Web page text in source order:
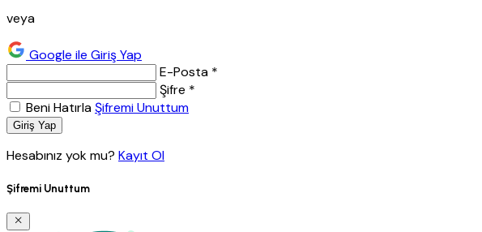
veya
Google ile Giriş Yap
E-Posta *
Şifre *
Beni HatırlaŞifremi Unuttum
Giriş Yap
Hesabınız yok mu? Kayıt Ol
Şifremi Unuttum